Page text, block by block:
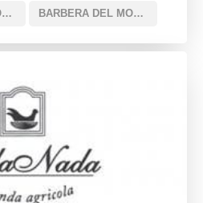
BARBERA DEL MONFERRATO DOC BARBERA DEL MONFERRATO SUPERIORE DOCG